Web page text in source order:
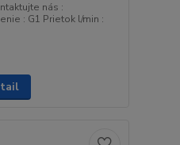
nás :
: G1 Prietok l/min :